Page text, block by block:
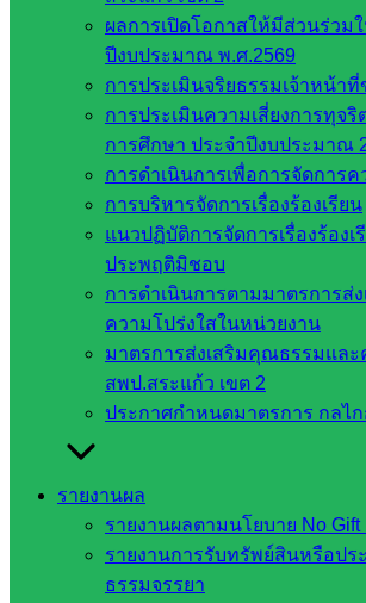
ผลการเปิดโอกาสให้มีส่วนร่วม
ปีงบประมาณ พ.ศ.2569
การประเมินจริยธรรมเจ้าหน้าที่
การประเมินความเสี่ยงการทุจ
การศึกษา ประจำปีงบประมาณ
การดำเนินการเพื่อการจัดการค
การบริหารจัดการเรื่องร้องเรียน
แนวปฏิบัติการจัดการเรื่องร้องเ
ประพฤติมิชอบ
การดำเนินการตามมาตรการส่
ความโปร่งใสในหน่วยงาน
มาตรการส่งเสริมคุณธรรมและ
สพป.สระแก้ว เขต 2
ประกาศกำหนดมาตรการ กลไก
รายงานผล
รายงานผลตามนโยบาย No Gift
รายงานการรับทรัพย์สินหรือปร
ธรรมจรรยา
คณะ
กรรมการ
การศึกษา
ขั้นพื้น
รายชื่อ
มหาวิทยาลัย
ประเทศไทย
เว็บไซต์
สำนักต่าง
ๆ ใน
เว็บไซต์
สพม. ใน
สพฐ.
เว็บไซต์
สพป. ใน